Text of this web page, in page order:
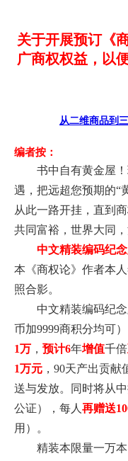
关于开展预订《
广商权权益，以
从二维商品到
编者按：
书中自有黄金屋
遇，把远超您预期的“
从此一路开挂 ，直到
共同富裕，世界大同，
中文精装编码纪
本《商权论》作者本
照合影。
中文精装编码纪
币加9999商积分均可
1万 ， 预计6年增值千倍
1万元 ，90天产出贡献
送与发放。同时将从
公证），每人 再赠送
用）。
精装本限量一万